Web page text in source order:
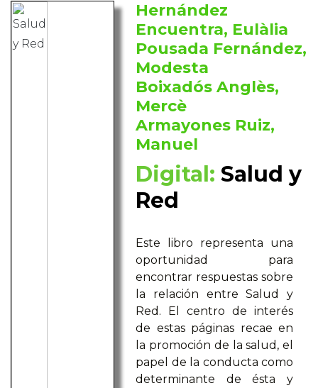
Hernández
Encuentra, Eulàlia
Pousada Fernández,
Modesta
Boixadós Anglès,
Mercè
Armayones Ruiz,
Manuel
Digital: Salud y
Red
Este libro representa una
oportunidad para
encontrar respuestas sobre
la relación entre Salud y
Red. El centro de interés
de estas páginas recae en
la promoción de la salud, el
papel de la conducta como
determinante de ésta y